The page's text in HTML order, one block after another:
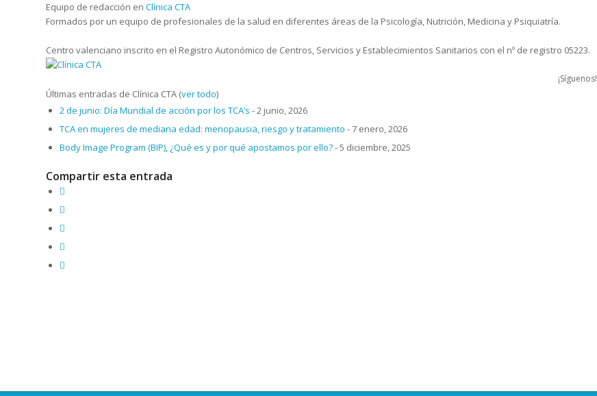
Equipo de redacción en Clínica CTA
Formados por un equipo de profesionales de la salud en diferentes áreas de la Psicología, Nutrición, Medicina y Psiquiatría.
Centro valenciano inscrito en el Registro Autonómico de Centros, Servicios y Establecimientos Sanitarios con el nº de registro 05223.
¡Síguenos!
Últimas entradas de Clínica CTA (ver todo)
2 de junio: Día Mundial de acción por los TCA’s - 2 junio, 2026
TCA en mujeres de mediana edad: menopausia, riesgo y tratamiento - 7 enero, 2026
Body Image Program (BIP), ¿Qué es y por qué apostamos por ello?- 5 diciembre, 2025
Compartir esta entrada